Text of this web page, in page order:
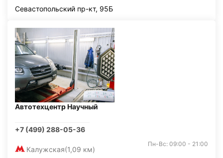
Севастопольский пр-кт, 95Б
Автотехцентр Научный
+7 (499) 288-05-36
Калужская(1,09 км)
Пн-Вс: 09:00 - 21:00